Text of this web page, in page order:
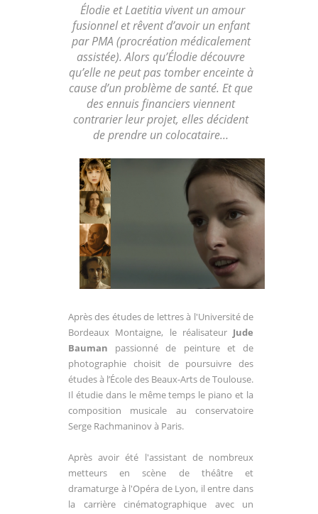
Élodie et Laetitia vivent un amour
fusionnel et rêvent d’avoir un enfant
par PMA (procréation médicalement
assistée). Alors qu’Élodie découvre
qu’elle ne peut pas tomber enceinte à
cause d’un problème de santé. Et que
des ennuis financiers viennent
contrarier leur projet, elles décident
de prendre un colocataire…
Après des études de lettres à l'Université de
Bordeaux Montaigne, le réalisateur Jude
Bauman passionné de peinture et de
photographie choisit de poursuivre des
études à l’École des Beaux-Arts de Toulouse.
Il étudie dans le même temps le piano et la
composition musicale au conservatoire
Serge Rachmaninov à Paris.
Après avoir été l'assistant de nombreux
metteurs en scène de théâtre et
dramaturge à l'Opéra de Lyon, il entre dans
la carrière cinématographique avec un